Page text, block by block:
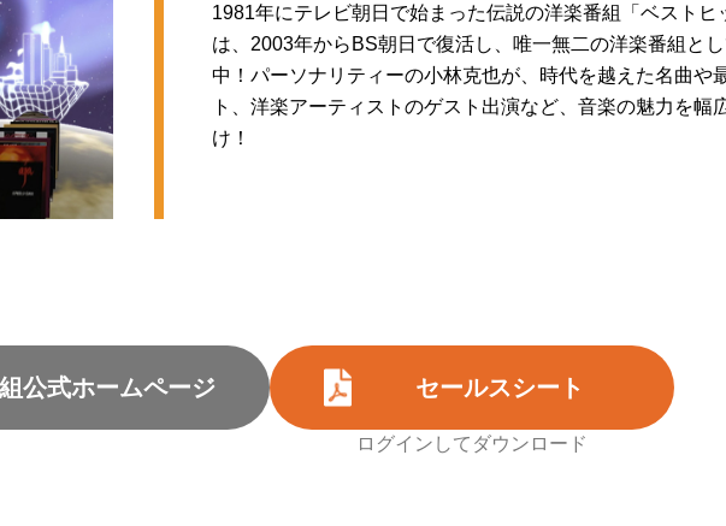
1981年にテレビ朝日で始まった伝説の洋楽番組「ベストヒ
は、2003年からBS朝日で復活し、唯一無二の洋楽番組と
中！パーソナリティーの小林克也が、時代を越えた名曲や
ト、洋楽アーティストのゲスト出演など、音楽の魅力を幅
け！
公式ホームページ セールスシート
ログインしてダウンロード